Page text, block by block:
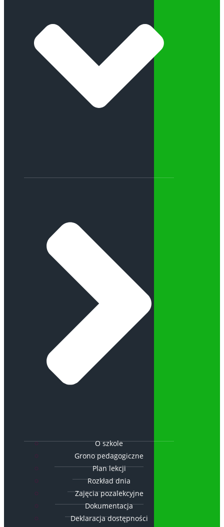
O szkole
Grono pedagogiczne
Plan lekcji
Rozkład dnia
Zajęcia pozalekcyjne
Dokumentacja
Deklaracja dostępności